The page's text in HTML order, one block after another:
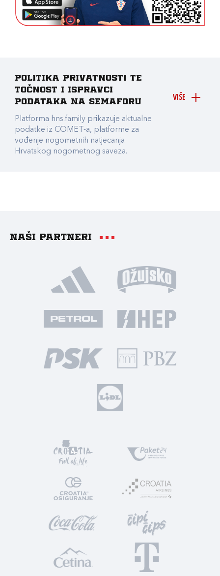
VIŠE
Politika privatnosti te
točnost i ispravci
podataka na Semaforu
Platforma hns.family prikazuje aktualne
podatke iz COMET-a, platforme za
vođenje nogometnih natjecanja
Hrvatskog nogometnog saveza.
Naši partneri